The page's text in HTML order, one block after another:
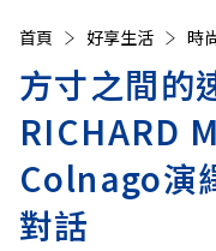
首頁 好享生活 時
方寸之間的
RICHARD
Colnago演
對話